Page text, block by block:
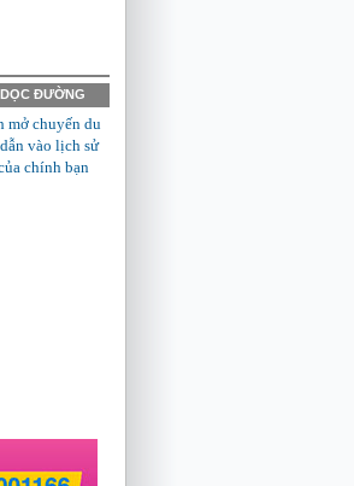
ĐƯỜNG
mở chuyến du
vào lịch sử
chính bạn